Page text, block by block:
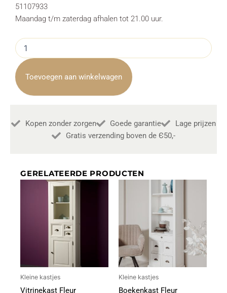
51107933
Maandag t/m zaterdag afhalen tot 21.00 uur.
Ladekast
Venetie
landelijk
Industrieel
Towerliving
aantal
Toevoegen aan winkelwagen
Kopen zonder zorgen Goede garantie
Lage prijzen
Gratis verzending boven de Є50,-
GERELATEERDE PRODUCTEN
Kleine kastjes
Vitrinekast Fleur
Kleine kastjes
Boekenkast Fleur